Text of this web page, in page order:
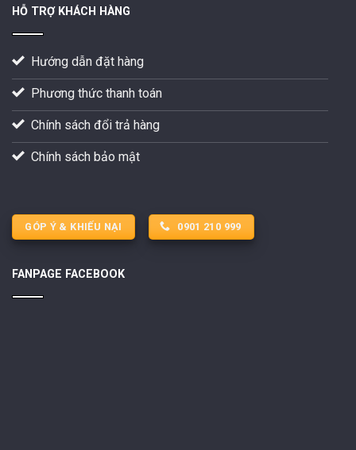
HỖ TRỢ KHÁCH HÀNG
Hướng dẫn đặt hàng
Phương thức thanh toán
Chính sách đổi trả hàng
Chính sách bảo mật
GÓP Ý & KHIẾU NẠI 0901 210 999
FANPAGE FACEBOOK